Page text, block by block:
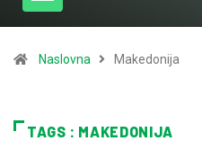
Naslovna Makedonija
TAGS : MAKEDONIJA